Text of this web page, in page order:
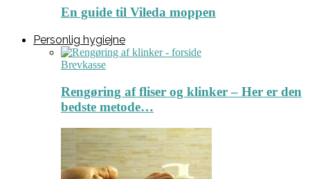
En guide til Vileda moppen
Personlig hygiejne
Brevkasse
Rengøring af fliser og klinker – Her er den
bedste metode…